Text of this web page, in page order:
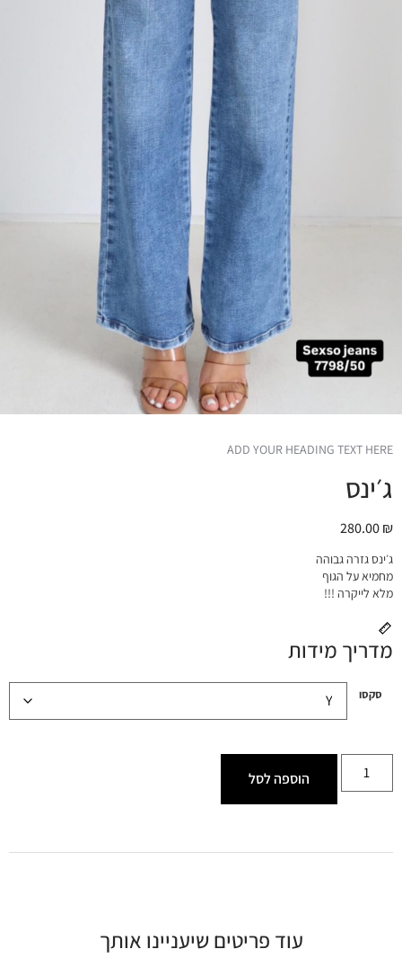
ADD YOUR HEADING TEXT HERE
ג׳ינס
280.00₪
ג׳ינס גזרה גבוהה
מחמיא על הגוף
מלא לייקרה !!!
מדריך מידות
סקסו
הוספה לסל
עוד פריטים שיעניינו אותך